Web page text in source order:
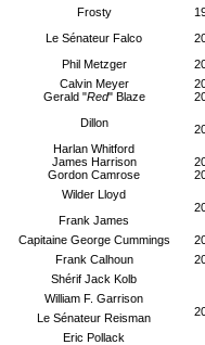
Frosty
Le Sénateur Falco
Phil Metzger
Calvin Meyer
Gerald "Red" Blaze
Dillon
Harlan Whitford
James Harrison
Gordon Camrose
Wilder Lloyd
Frank James
Capitaine George Cummings
Frank Calhoun
Shérif Jack Kolb
William F. Garrison
Le Sénateur Reisman
Eric Pollack